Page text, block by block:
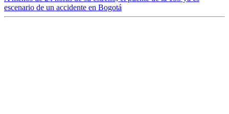
escenario de un accidente en Bogotá